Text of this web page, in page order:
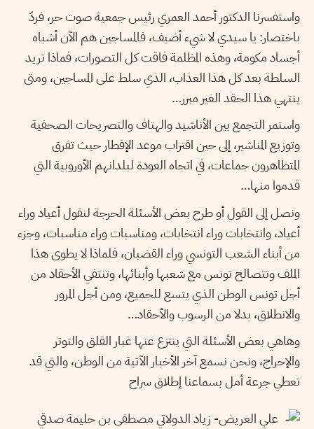
واستفسرنا الدكتور أحمد العمري رئيس جمعية صوت حر، فردّ
باختصار: يا سيدي لا شيء أضيف، فالمساجين هم الآن أشباه
أجساد مكومة، وهذه المظلمة فاقت كل التصورات، فماذا تريد
السلطة بعد كل هذا العذاب، الذي سلط على المساجين، ومتى
ينتهي هذا الحقد الغير مبرر…
واستمر التجمع بين الأناشيد والهتاف والتصريحات الصحفية
وتوزيع المناشير، إلى حين اقتراب موعد الإفطار حيث تفرق
المتظاهرون جماعات، في اتجاه العودة لبلدانهم الأوروبية التي
قدموا منها…
ونصل إلى القول أو طرح بعض الأسئلة الحرجة لنقول أعياد وراء
أعياد، وانتخابات وراء انتخابات، ومناسبات وراء مناسبات، وجزء
من أبناء الشعب التونسي وراء القضبان، فلماذا لا يطوى هذا
الملف وتتصالح تونس مع شعبها وأبنائها، وتنتفي الأحقاد من
أجل تونس الوطن الذي يتسع للجميع، ومن أجل المرور
والانطلاق، بدلا من الرسوب والأحقاد…
وهاهي بعض الأسئلة التي ينتزع عنها غبار القلق والتوتر
والإحراج، ونحن نسمع آخر الأخبار الآتية من الوطن، والتي قد
تعطي جرعة أمل بسماعنا إطلاق سراح
علي العريض- زياد الدولاتي مصطفى بن حليمة صدقي